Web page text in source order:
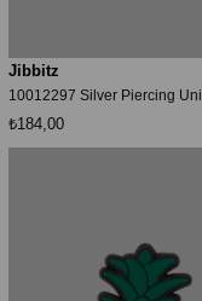
Jibbitz
₺184,00